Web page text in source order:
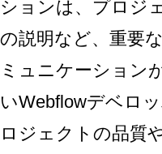
ションは、プロジ
の説明など、重要
ミュニケーション
いWebflowデベロ
ロジェクトの品質